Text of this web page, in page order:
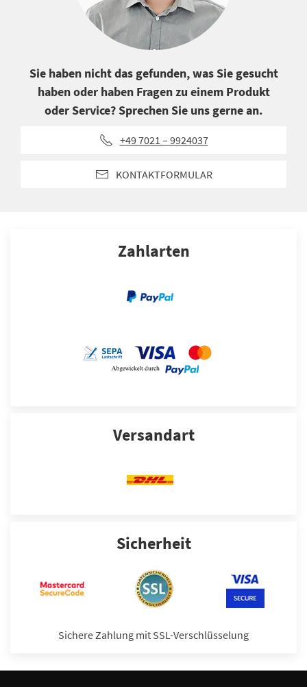
Sie haben nicht das gefunden, was Sie gesucht
haben oder haben Fragen zu einem Produkt
oder Service? Sprechen Sie uns gerne an.
+49 7021 – 9924037
KONTAKTFORMULAR
Zahlarten
Versandart
Sicherheit
Sichere Zahlung mit SSL-Verschlüsselung